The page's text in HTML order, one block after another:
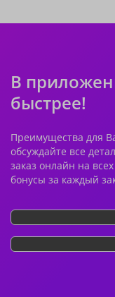
В
быстрее!
Преимущества для
обсуждайте все
заказ онлайн на
бонусы за каждый